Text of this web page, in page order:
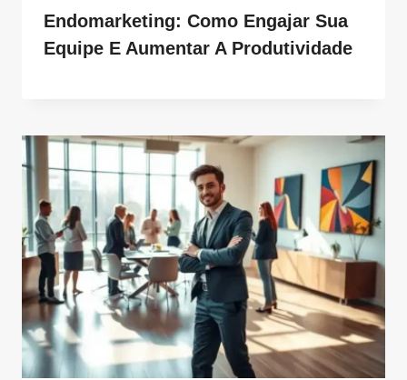
Endomarketing: Como Engajar Sua
Equipe E Aumentar A Produtividade